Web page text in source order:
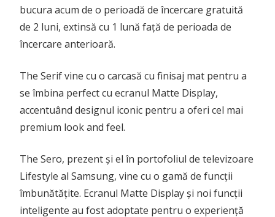
bucura acum de o perioadă de încercare gratuită
de 2 luni, extinsă cu 1 lună față de perioada de
încercare anterioară.
The Serif vine cu o carcasă cu finisaj mat pentru a
se îmbina perfect cu ecranul Matte Display,
accentuând designul iconic pentru a oferi cel mai
premium look and feel.
The Sero, prezent și el în portofoliul de televizoare
Lifestyle al Samsung, vine cu o gamă de funcții
îmbunătățite. Ecranul Matte Display și noi funcții
inteligente au fost adoptate pentru o experiență